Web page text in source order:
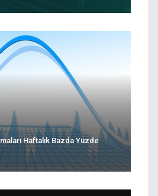
Haftalık Bazda Yüzde